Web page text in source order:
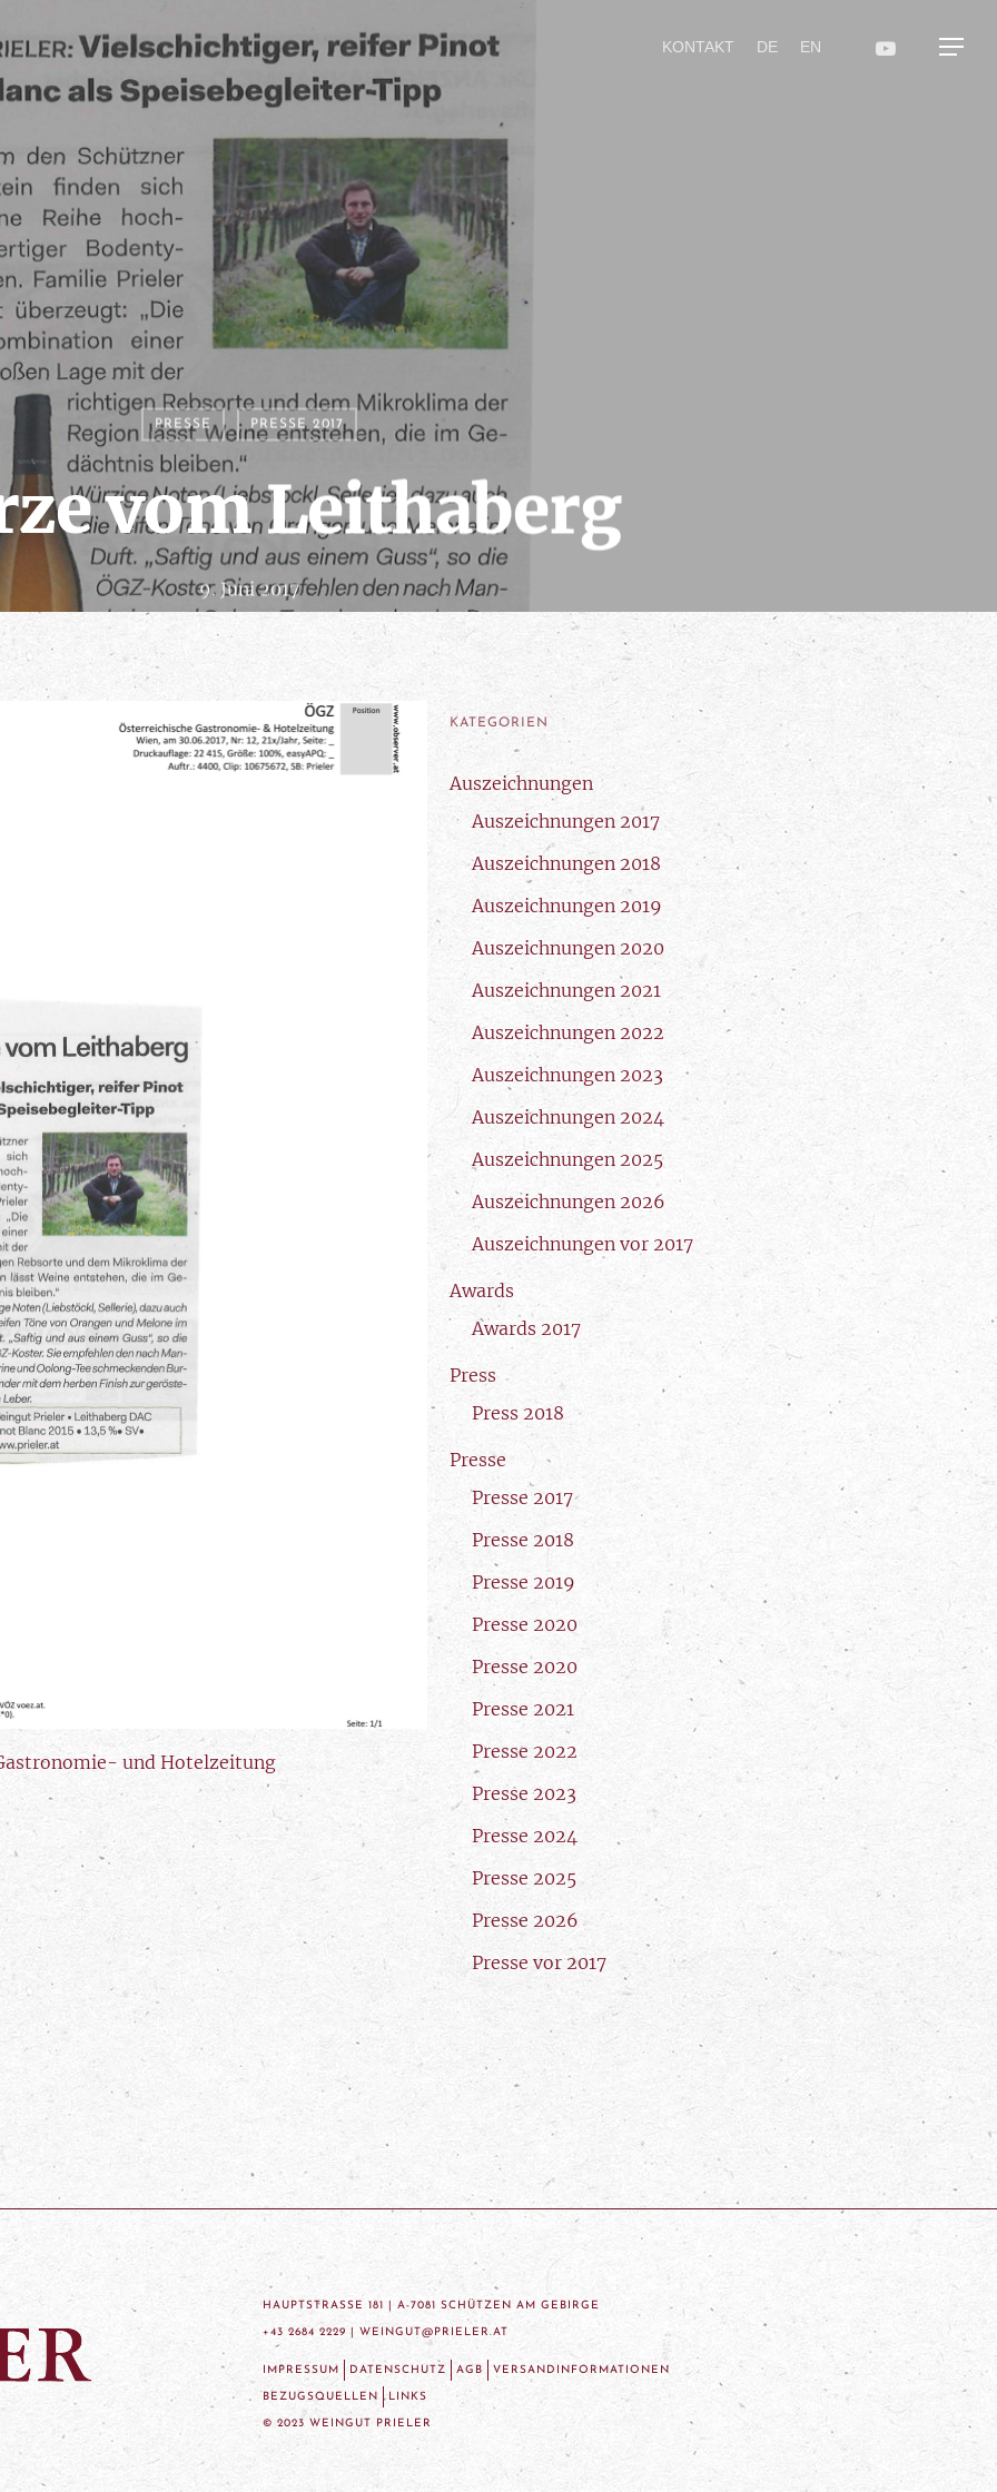
KONTAKT DE EN
PRESSE PRESSE 2017
vom Leithaberg
9. Juni 2017
und Hotelzeitung
KATEGORIEN
Auszeichnungen
Auszeichnungen 2017
Auszeichnungen 2018
Auszeichnungen 2019
Auszeichnungen 2020
Auszeichnungen 2021
Auszeichnungen 2022
Auszeichnungen 2023
Auszeichnungen 2024
Auszeichnungen 2025
Auszeichnungen 2026
Auszeichnungen vor 2017
Awards
Awards 2017
Press
Press 2018
Presse
Presse 2017
Presse 2018
Presse 2019
Presse 2020
Presse 2020
Presse 2021
Presse 2022
Presse 2023
Presse 2024
Presse 2025
Presse 2026
Presse vor 2017
HAUPTSTRASSE 181 | A-7081 SCHÜTZEN AM GEBIRGE
+43 2684 2229 | WEINGUT@PRIELER.AT
IMPRESSUM DATENSCHUTZ AGB VERSANDINFORMATIONEN
BEZUGSQUELLEN LINKS
© 2023 WEINGUT PRIELER